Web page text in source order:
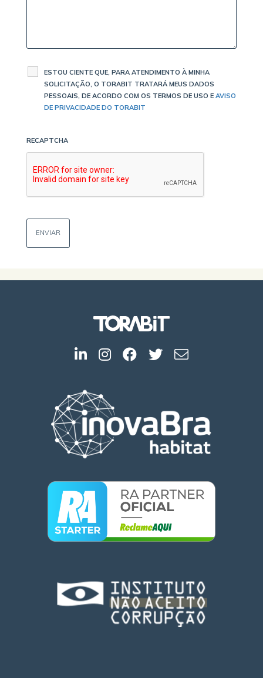
ESTOU CIENTE QUE, PARA ATENDIMENTO À MINHA
SOLICITAÇÃO, O TORABIT TRATARÁ MEUS DADOS
PESSOAIS, DE ACORDO COM OS TERMOS DE USO E AVISO
DE PRIVACIDADE DO TORABIT
RECAPTCHA